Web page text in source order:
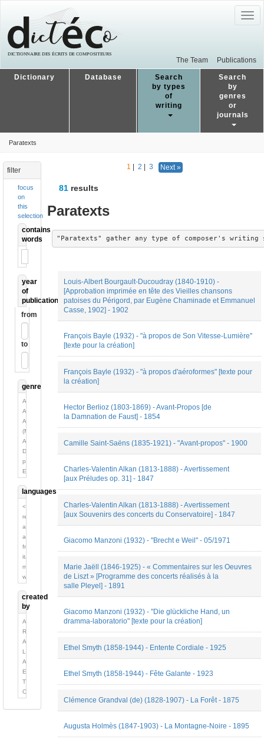
The Team Publications
Dictionary Database
Search
by types
of
writing
Search
by
genres
or
journals
Paratexts
filter
focus
on
this
selection
contains
words
year
of
publication
from
to
genre
Analyse
Autobiographie
Autobiographie
(Mémoires)
Autre
Discours
public
Essai
Fiction
programme
Pédagogie
Préface
languages
<no
relation>
allemand
anglais
français
italien
multilingue
wallon
created
by
Alexandre
Robert
Alexis
Longefay
Anne-
Elise
Thouvenin
Cécile
emmanuel
1 2 3 Next »
81results
Paratexts
"Paratexts" gather any type of composer's
Louis-Albert Bourgault-Ducoudray (1840-1910) -
[Approbation imprimée en tête des Vieilles chansons
patoises du Périgord, par Eugène Chaminade et Emmanuel
Casse, 1902] - 1902
François Bayle (1932) - "à propos de Son Vitesse-Lumière"
[texte pour la création]
François Bayle (1932) - "à propos d'aéroformes" [texte pour
la création]
Hector Berlioz (1803-1869) - Avant-Propos [de
la Damnation de Faust] - 1854
Camille Saint-Saëns (1835-1921) - "Avant-propos" - 1900
Charles-Valentin Alkan (1813-1888) - Avertissement
[aux Préludes op. 31] - 1847
Charles-Valentin Alkan (1813-1888) - Avertissement
[aux Souvenirs des concerts du Conservatoire] - 1847
Giacomo Manzoni (1932) - "Brecht e Weil" - 05/1971
Marie Jaëll (1846-1925) - « Commentaires sur les Oeuvres
de Liszt » [Programme des concerts réalisés à la
salle Pleyel] - 1891
Giacomo Manzoni (1932) - "Die glückliche Hand, un
dramma-laboratorio" [texte pour la création]
Ethel Smyth (1858-1944) - Entente Cordiale - 1925
Ethel Smyth (1858-1944) - Fête Galante - 1923
Clémence Grandval (de) (1828-1907) - La Forêt - 1875
Augusta Holmès (1847-1903) - La Montagne-Noire - 1895